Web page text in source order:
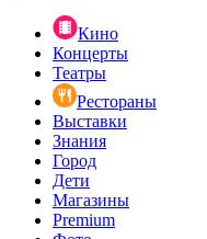
Кино
Концерты
Театры
Рестораны
Выставки
Знания
Город
Дети
Магазины
Premium